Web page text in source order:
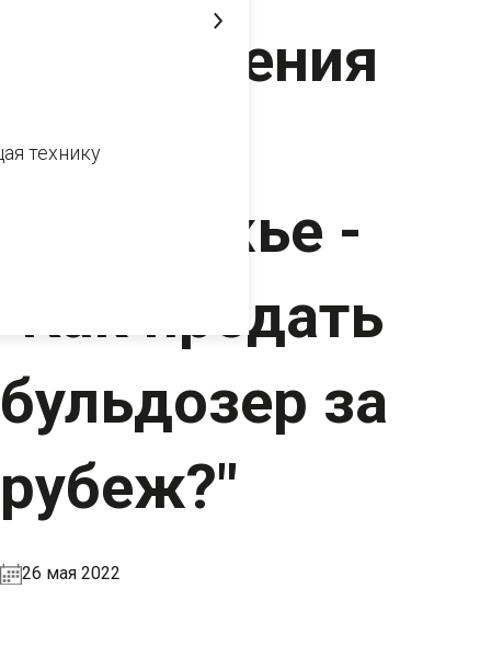
технику
направления
Дальнее
Зарубежье -
"Как продать
бульдозер за
рубеж?"
26 мая 2022